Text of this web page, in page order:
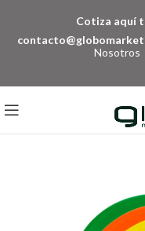
Cotiza aquí
Nosotros